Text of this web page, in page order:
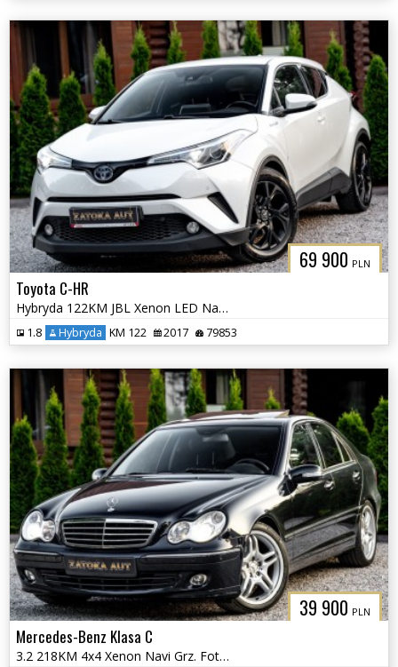
69 900 PLN
Toyota C-HR
Hybryda 122KM JBL Xenon LED Navi Grz. Fot. Lane Ass. Kamera Park Ass.
1.8 Hybryda KM 122 2017 79853
39 900 PLN
Mercedes-Benz Klasa C
3.2 218KM 4x4 Xenon Navi Grz. Fot Skóra Tempomat Szyberdach